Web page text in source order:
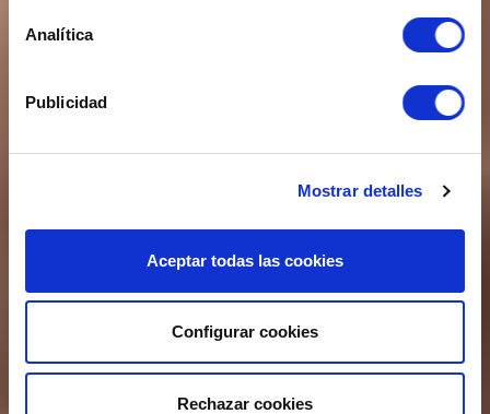
Analítica
Publicidad
Mostrar detalles
Aceptar todas las cookies
Configurar cookies
Rechazar cookies